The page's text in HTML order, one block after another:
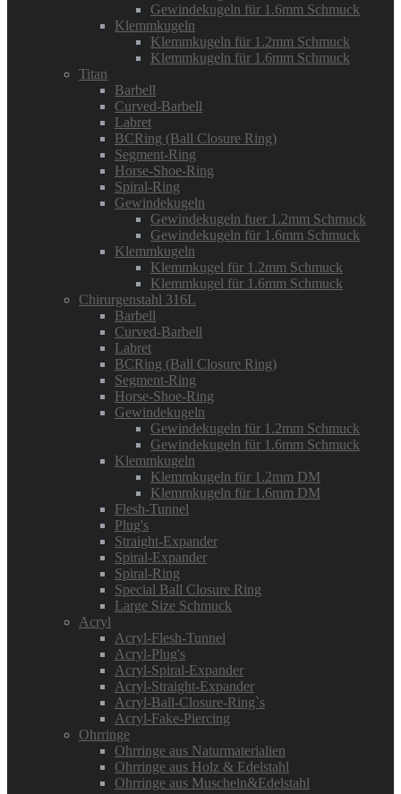
Gewindekugeln für 1.6mm Schmuck
Klemmkugeln
Klemmkugeln für 1.2mm Schmuck
Klemmkugeln für 1.6mm Schmuck
Titan
Barbell
Curved-Barbell
Labret
BCRing (Ball Closure Ring)
Segment-Ring
Horse-Shoe-Ring
Spiral-Ring
Gewindekugeln
Gewindekugeln fuer 1.2mm Schmuck
Gewindekugeln für 1.6mm Schmuck
Klemmkugeln
Klemmkugel für 1.2mm Schmuck
Klemmkugel für 1.6mm Schmuck
Chirurgenstahl 316L
Barbell
Curved-Barbell
Labret
BCRing (Ball Closure Ring)
Segment-Ring
Horse-Shoe-Ring
Gewindekugeln
Gewindekugeln für 1.2mm Schmuck
Gewindekugeln für 1.6mm Schmuck
Klemmkugeln
Klemmkugeln für 1.2mm DM
Klemmkugeln für 1.6mm DM
Flesh-Tunnel
Plug's
Straight-Expander
Spiral-Expander
Spiral-Ring
Special Ball Closure Ring
Large Size Schmuck
Acryl
Acryl-Flesh-Tunnel
Acryl-Plug's
Acryl-Spiral-Expander
Acryl-Straight-Expander
Acryl-Ball-Closure-Ring`s
Acryl-Fake-Piercing
Ohrringe
Ohrringe aus Naturmaterialien
Ohrringe aus Holz & Edelstahl
Ohrringe aus Muscheln&Edelstahl